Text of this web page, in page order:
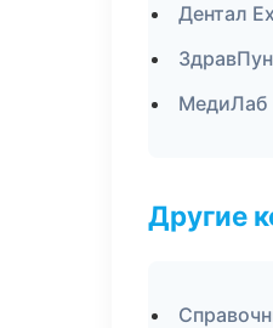
Дентал
МедиЛаб
Другие